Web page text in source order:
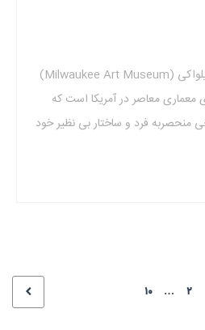
موزه هنر میلواکی موزه هنر میلواکی (Milwaukee Art Museum)
معاصر در آمریکا است که
منحصر‌به ‌فرد و ساختار بی ‌نظیر خود
یک فضای فرهنگی و هنری است. بلکه
فناوری و […]
۲ … ۱۰